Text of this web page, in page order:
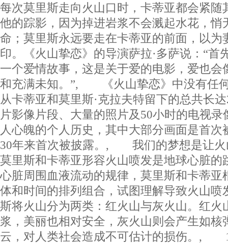
每次莫里斯走向火山口时，卡蒂亚都会紧随
他的踪影，因为掉进岩浆不会溅起水花，悄
命；莫里斯永远要走在卡蒂亚的前面，以为
印。《火山挚恋》的导演萨拉·多萨说：“首
一个爱情故事，这是关于爱的电影，爱也会
和充满未知。”, 《火山挚恋》中没有任
从卡蒂亚和莫里斯·克拉夫特留下的总共长
片影像片段、大量的照片及50小时的电视
人心魄的个人历史，其中大部分画面是首次
30年来首次被披露。, 我们的梦想是
莫里斯和卡蒂亚形容火山喷发是地球心脏的
心脏周围血液流动的规律，莫里斯和卡蒂亚
体和时间的排列组合，试图理解导致火
斯将火山分为两类：红火山与灰火山。红火
浆，美丽也相对安全，灰火山则会产生如核
云，对人类社会造成不可估计的损伤。,